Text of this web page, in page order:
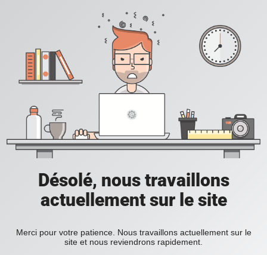
Désolé, nous travaillons
actuellement sur le site
Merci pour votre patience. Nous travaillons actuellement sur le
site et nous reviendrons rapidement.